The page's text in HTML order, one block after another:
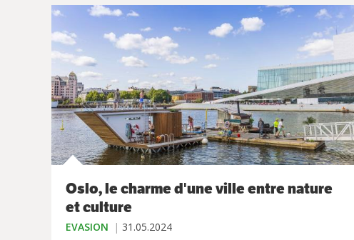
Oslo, le charme d'une ville entre nature
et culture
EVASION 31.05.2024